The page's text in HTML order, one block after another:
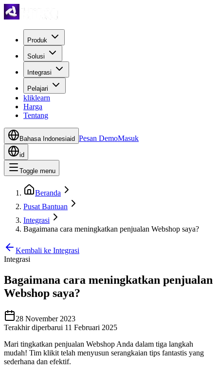
Produk
Solusi
Integrasi
Pelajari
kliklearn
Harga
Tentang
Bahasa Indonesiaid Pesan DemoMasuk
id
Toggle menu
Beranda
Pusat Bantuan
Integrasi
Bagaimana cara meningkatkan penjualan Webshop saya?
Kembali ke Integrasi
Integrasi
Bagaimana cara meningkatkan penjualan
Webshop saya?
28 November 2023
Terakhir diperbarui 11 Februari 2025
Mari tingkatkan penjualan Webshop Anda dalam tiga langkah
mudah! Tim klikit telah menyusun serangkaian tips fantastis yang
sederhana dan efektif.